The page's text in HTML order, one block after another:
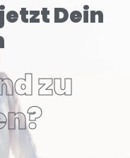
Dein
zu